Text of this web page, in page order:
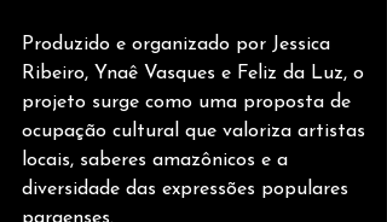
Produzido e organizado por Jessica
Ribeiro, Ynaê Vasques e Feliz da Luz, o
projeto surge como uma proposta de
ocupação cultural que valoriza artistas
locais, saberes amazônicos e a
diversidade das expressões populares